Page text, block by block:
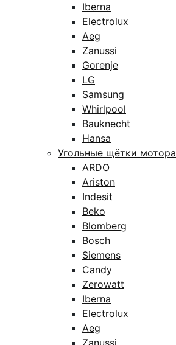
Iberna
Electrolux
Aeg
Zanussi
Gorenje
LG
Samsung
Whirlpool
Bauknecht
Hansa
Угольные щётки мотора
ARDO
Ariston
Indesit
Beko
Blomberg
Bosch
Siemens
Candy
Zerowatt
Iberna
Electrolux
Aeg
Zanussi